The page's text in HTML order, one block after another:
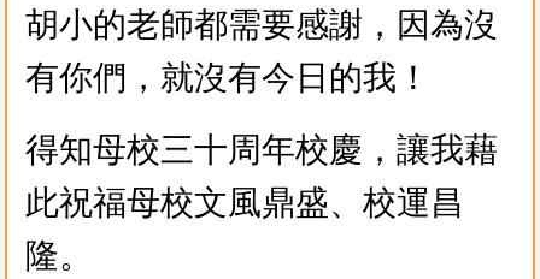
胡小的老師都需要感謝，因為沒
有你們，就沒有今日的我！
得知母校三十周年校慶，讓我藉
此祝福母校文風鼎盛、校運昌
隆。